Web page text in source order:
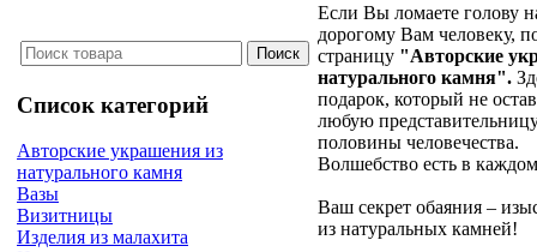
Список категорий
Авторские украшения из
натурального камня
Вазы
Визитницы
Изделия из малахита
Если Вы ломаете голову
дорогому Вам человеку,
страницу "Авторские
натурального камня".
подарок, который не
любую
половины человечества.
Волшебство есть в
Ваш секрет обаяния –
из натуральных камней!